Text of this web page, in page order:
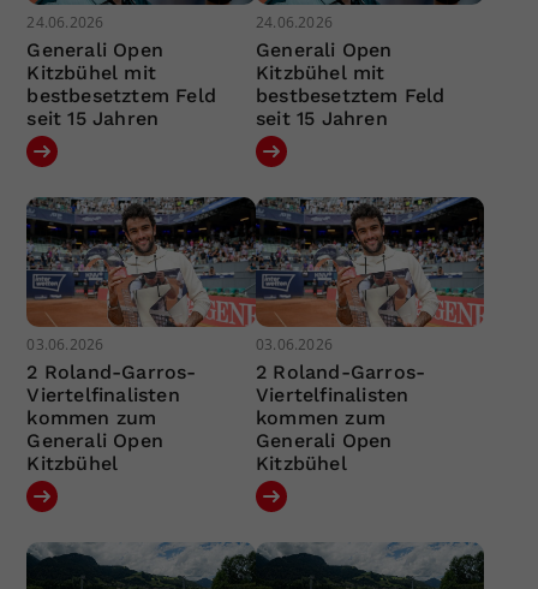
24.06.2026
Generali Open
Kitzbühel mit
bestbesetztem Feld
seit 15 Jahren
24.06.2026
Generali Open
Kitzbühel mit
bestbesetztem Feld
seit 15 Jahren
03.06.2026
2 Roland-Garros-
Viertelfinalisten
kommen zum
Generali Open
Kitzbühel
03.06.2026
2 Roland-Garros-
Viertelfinalisten
kommen zum
Generali Open
Kitzbühel